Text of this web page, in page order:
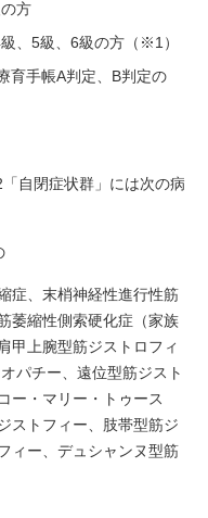
方
、5級、6級の方（※1）
育手帳A判定、B判定の
自閉症状群」には次の病
症、末梢神経性進行性筋
萎縮性側索硬化症（家族
甲上腕型筋ジストロフィ
パチー、遠位型筋ジスト
ー・マリー・トゥース
ストフィー、肢帯型筋ジ
ィー、デュシャンヌ型筋